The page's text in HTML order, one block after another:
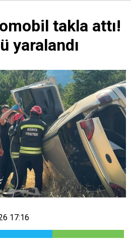
takla attı!
yaralandı
17:16